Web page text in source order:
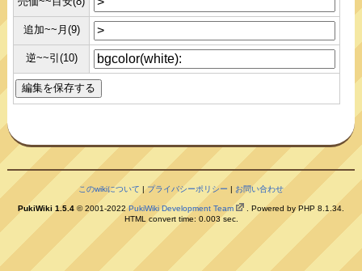
追加~~月(9)
逆~~引(10)
このwikiについて |プライバシーポリシー | お問い合わせ
PukiWiki 1.5.4 © 2001-2022PukiWiki Development Team
. Powered by PHP 8.1.34.
HTML convert time: 0.003 sec.